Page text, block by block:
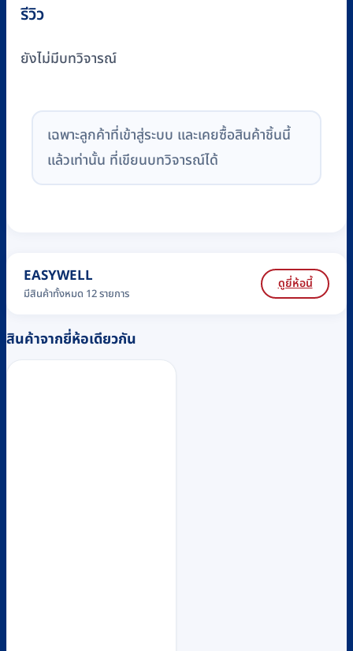
รีวิว
ยังไม่มีบทวิจารณ์
เฉพาะลูกค้าที่เข้าสู่ระบบ และเคยซื้อสินค้าชิ้นนี้
แล้วเท่านั้น ที่เขียนบทวิจารณ์ได้
EASYWELL
มีสินค้าทั้งหมด 12 รายการ
ดูยี่ห้อนี้
สินค้าจากยี่ห้อเดียวกัน